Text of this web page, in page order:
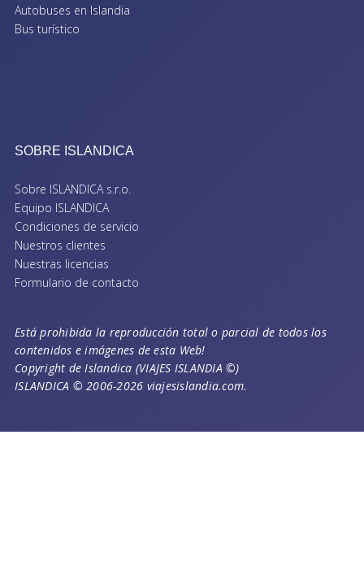
Autobuses en Islandia
Bus turístico
SOBRE ISLANDICA
Sobre ISLANDICA s.r.o.
Equipo ISLANDICA
Condiciones de servicio
Nuestros clientes
Nuestras licencias
Formulario de contacto
Está prohibida la reproducción total o parcial de todos los
contenidos e imágenes de esta Web!
Copyright de Islandica (VIAJES ISLANDIA ©)
ISLANDICA © 2006-2026 viajesislandia.com.